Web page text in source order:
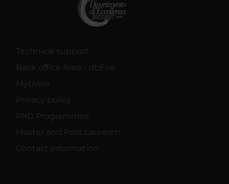
Technical support
Back office Area - dbErw
MyUnivr
Privacy policy
PhD Programmes
Master and Post Lauream
Contact information